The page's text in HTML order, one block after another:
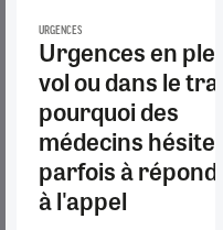
URGENCES
Urgences en
vol ou dans le
pourquoi des
médecins
parfois à
à l'appel